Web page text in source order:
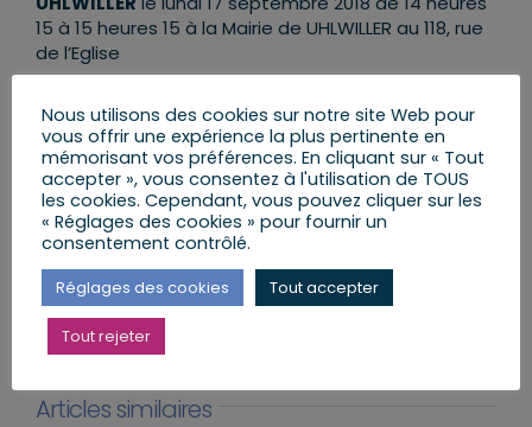
15 à 15 heures 15 à la Mairie de UHLWILLER au 118, rue
de l’Eglise
député de septembre 2018 à juillet 2019 :ICI
Partager cet article
Facebook
X LinkedInEmail
Articles similaires
Nous utilisons des cookies sur notre site Web pour
vous offrir une expérience la plus pertinente en
mémorisant vos préférences. En cliquant sur « Tout
accepter », vous consentez à l'utilisation de TOUS
les cookies. Cependant, vous pouvez cliquer sur les
« Réglages des cookies » pour fournir un
consentement contrôlé.
Réglages des cookies Tout accepter
Tout rejeter